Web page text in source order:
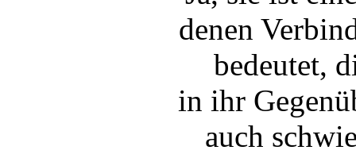
denen
bedeutet,
in ihr
auch